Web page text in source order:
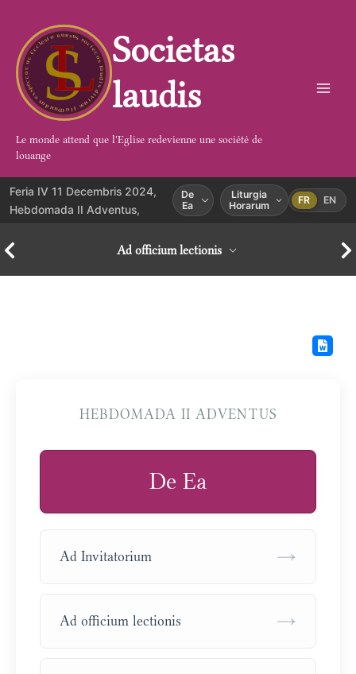
contenu
Societas
laudis
Le monde attend que l'Eglise redevienne une société de
louange
Feria IV 11 Decembris 2024,
Hebdomada II Adventus,
De
Ea
Liturgia
Horarum
FR EN
Ad officium lectionis
HEBDOMADA II ADVENTUS
De Ea
Ad Invitatorium →
Ad officium lectionis →